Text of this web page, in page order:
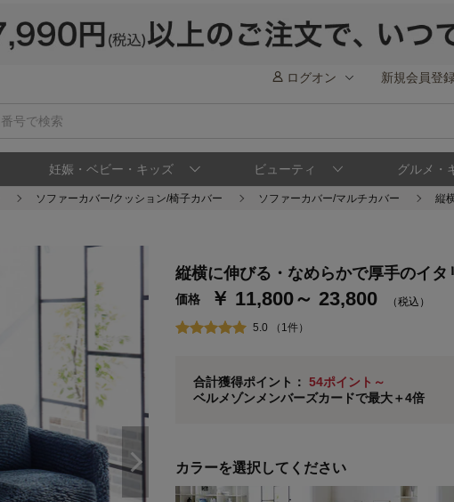
ログオン 新規会員登録
妊娠・ベビー・キッズ ビューティ グルメ・
ソファーカバー/クッション/椅子カバー ソファーカバー/マルチカバー 縦
縦横に伸びる・なめらかで厚手のイ
価格 ￥ 11,800～ 23,800 （税込）
5.0 （1件）
合計獲得ポイント：54ポイント～
ベルメゾンメンバーズカードで最大＋4倍
さらにポイント還元最大16倍！
ベルメゾンご優待サービスについて
通常商品送料無料 返品引取無料（JCBのみ）
※メンバーズカードの加算ポイントはステージ倍率適
カラーを選択してください